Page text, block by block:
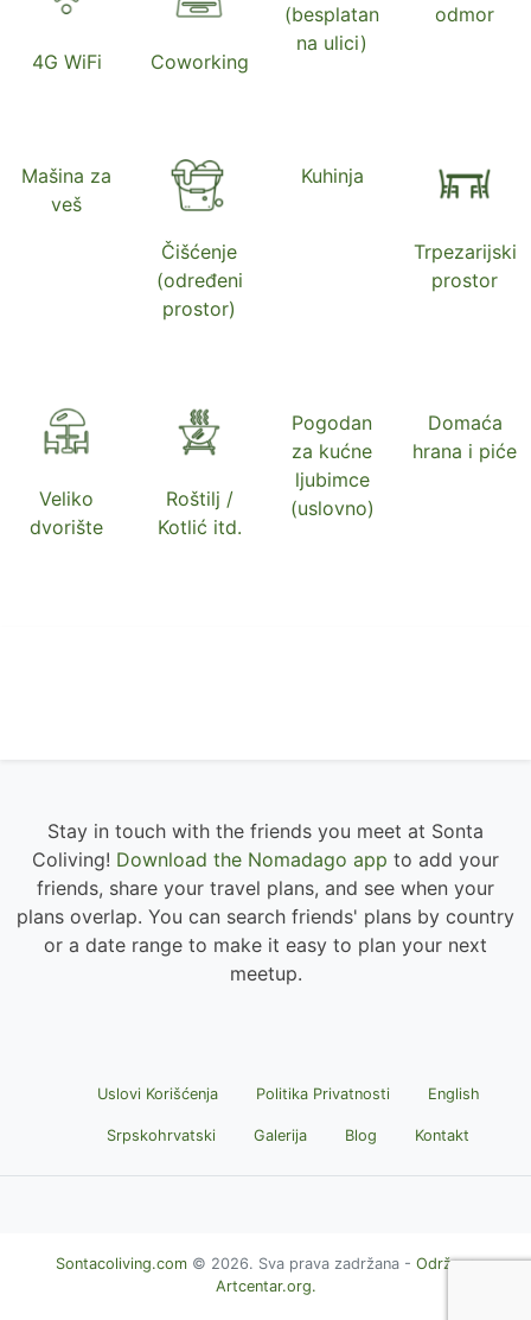
4G WiFi Coworking
(besplatan
na ulici)
odmor
Mašina za
veš
Čišćenje
(određeni
prostor)
Kuhinja
Trpezarijski
prostor
Veliko
dvorište
Roštilj /
Kotlić itd.
Pogodan
za kućne
ljubimce
(uslovno)
Domaća
hrana i piće
Stay in touch with the friends you meet at Sonta
Coliving! Download the Nomadago app to add your
friends, share your travel plans, and see when your
plans overlap. You can search friends' plans by country
or a date range to make it easy to plan your next
meetup.
Uslovi Korišćenja Politika Privatnosti English
Srpskohrvatski Galerija Blog Kontakt
Sontacoliving.com© 2026. Sva prava zadržana - Održava
Artcentar.org.